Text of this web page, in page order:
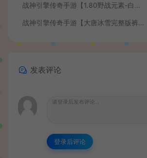
战神引擎传奇手游【1.80野战元素-白猪7.2免授权】最新整理Win系特色服务端+安卓+GM授权物品后台+详细搭建教程
战神引擎传奇手游【大唐冰雪完整版裤衩7.0免授权】最新整理Win系特色服务端+GM授权后台+安卓苹果双端+详细搭建教程
发表评论
登录后评论